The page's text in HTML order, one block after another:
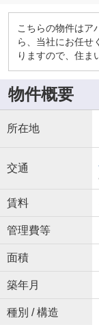
こちらの物件はア
ら、当社にお任せ
りますので、住ま
物件概要
所在地
交通
賃料
管理費等
面積
築年月
種別 / 構造